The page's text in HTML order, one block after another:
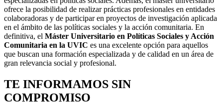
ofrece la posibilidad de realizar prácticas profesionales en entidades
colaboradoras y de participar en proyectos de investigación aplicada
en el ámbito de las políticas sociales y la acción comunitaria. En
definitiva, el Máster Universitario en Políticas Sociales y Acción
Comunitaria en la UVIC es una excelente opción para aquellos
que buscan una formación especializada y de calidad en un área de
gran relevancia social y profesional.
TE INFORMAMOS SIN
COMPROMISO